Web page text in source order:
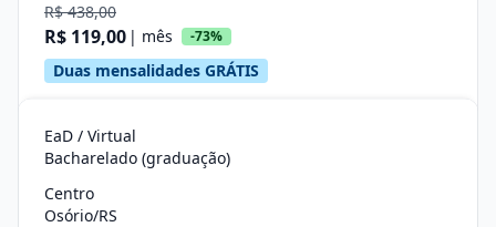
R$ 438,00
R$ 119,00 | mês -73%
Duas mensalidades GRÁTIS
EaD / Virtual
Bacharelado (graduação)
Centro
Osório/RS